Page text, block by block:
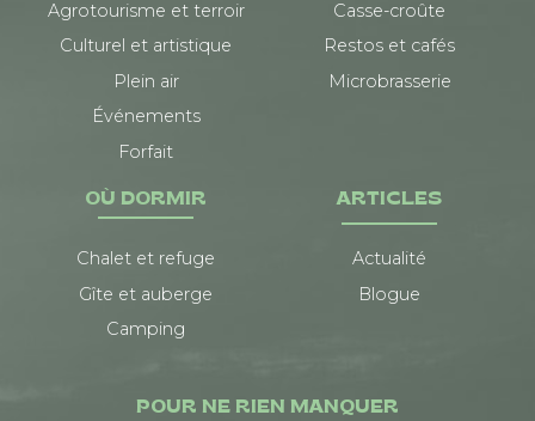
Agrotourisme et terroir
Culturel et artistique
Plein air
Événements
Forfait
Casse-croûte
Restos et cafés
Microbrasserie
OÙ DORMIR
Chalet et refuge
Gîte et auberge
Camping
ARTICLES
Actualité
Blogue
POUR NE RIEN MANQUER